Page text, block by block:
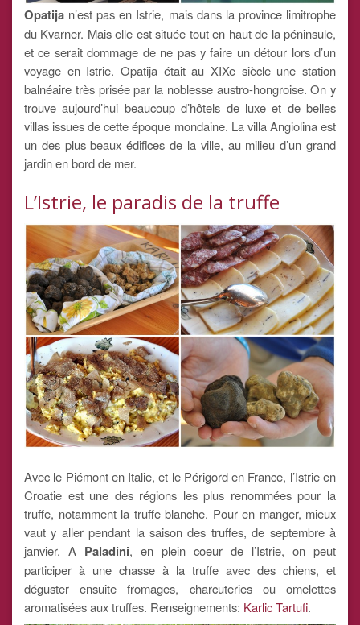
Opatija n’est pas en Istrie, mais dans la province limitrophe
du Kvarner. Mais elle est située tout en haut de la péninsule,
et ce serait dommage de ne pas y faire un détour lors d’un
voyage en Istrie. Opatija était au XIXe siècle une station
balnéaire très prisée par la noblesse austro-hongroise. On y
trouve aujourd’hui beaucoup d’hôtels de luxe et de belles
villas issues de cette époque mondaine. La villa Angiolina est
un des plus beaux édifices de la ville, au milieu d’un grand
jardin en bord de mer.
L’Istrie, le paradis de la truffe
Avec le Piémont en Italie, et le Périgord en France, l’Istrie en
Croatie est une des régions les plus renommées pour la
truffe, notamment la truffe blanche. Pour en manger, mieux
vaut y aller pendant la saison des truffes, de septembre à
janvier. A Paladini, en plein coeur de l’Istrie, on peut
participer à une chasse à la truffe avec des chiens, et
déguster ensuite fromages, charcuteries ou omelettes
aromatisées aux truffes. Renseignements: Karlic Tartufi.